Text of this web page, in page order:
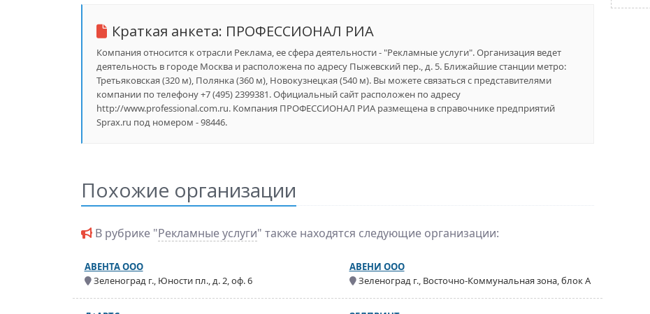
Краткая анкета: ПРОФЕССИОНАЛ РИА
Компания относится к отрасли Реклама, ее сфера деятельности - "Рекламные услуги". Организация ведет
деятельность в городе Москва и расположена по адресу Пыжевский пер., д. 5. Ближайшие станции метро:
Третьяковская (320 м), Полянка (360 м), Новокузнецкая (540 м). Вы можете связаться с представителями
компании по телефону +7 (495) 2399381. Официальный сайт расположен по адресу
http://www.professional.com.ru. Компания ПРОФЕССИОНАЛ РИА размещена в справочнике предприятий
Sprax.ru под номером - 98446.
Похожие организации
В рубрике "Рекламные услуги" также находятся следующие организации:
АВЕНТА ООО
Зеленоград г., Юности пл., д. 2, оф. 6
АВЕНИ ООО
Зеленоград г., Восточно-Коммунальная зона, блок А